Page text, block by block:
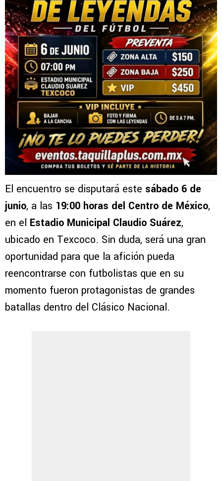
El encuentro se disputará este sábado 6 de
junio, a las 19:00 horas del Centro de México,
en el Estadio Municipal Claudio Suárez,
ubicado en Texcoco. Sin duda, será una gran
oportunidad para que la afición pueda
reencontrarse con futbolistas que en su
momento fueron protagonistas de grandes
batallas dentro del Clásico Nacional.